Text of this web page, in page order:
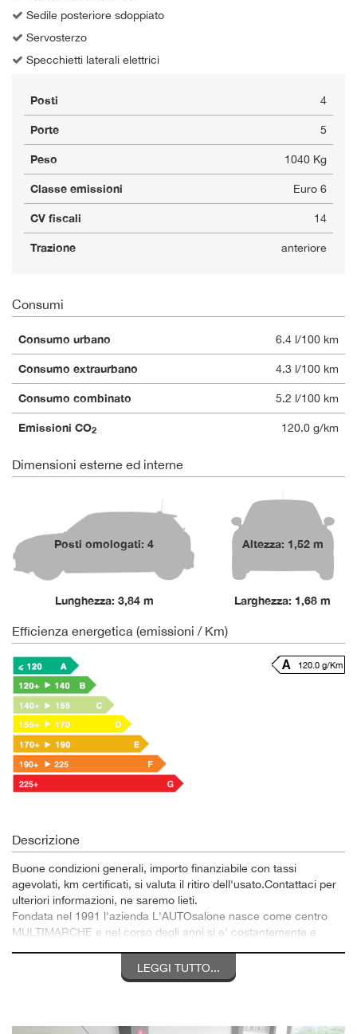
Sedile posteriore sdoppiato
Servosterzo
Specchietti laterali elettrici
Posti 4
Porte 5
Peso 1040 Kg
Classe emissioni Euro 6
CV fiscali 14
Trazione anteriore
Consumi
Consumo urbano 6.4 l/100 km
Consumo extraurbano 4.3 l/100 km
Consumo combinato 5.2 l/100 km
Emissioni CO2 120.0 g/km
Dimensioni esterne ed interne
Posti omologati: 4
Lunghezza: 3,84 m
Altezza: 1,52 m
Larghezza: 1,68 m
Efficienza energetica (emissioni / Km)
120.0 g/Km
Descrizione
Buone condizioni generali, importo finanziabile con tassi
agevolati, km certificati, si valuta il ritiro dell'usato.Contattaci per
ulteriori informazioni, ne saremo lieti.
Fondata nel 1991 l'azienda L'AUTOsalone nasce come centro
MULTIMARCHE e nel corso degli anni si e' costantemente e
esperienza Trentennale nel settore AUTOMOTIVE.
CONTATTI 0721 968645 - 3924749791 - 327 2348015
LEGGI TUTTO...